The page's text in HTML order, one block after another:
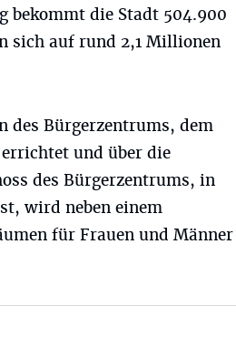
bekommt die Stadt 504.900
sich auf rund 2,1 Millionen
des Bürgerzentrums, dem
und über die
des Bürgerzentrums, in
wird neben einem
für Frauen und Männer